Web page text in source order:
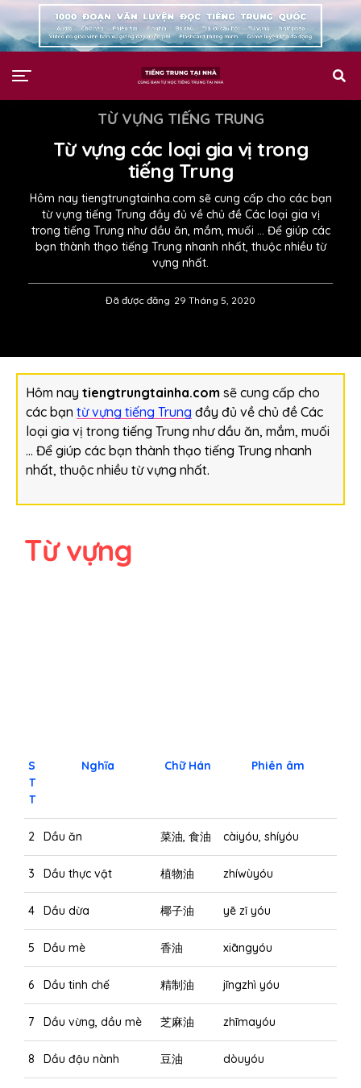
TỪ VỰNG TIẾNG TRUNG
Từ vựng các loại gia vị trong
tiếng Trung
Hôm nay tiengtrungtainha.com sẽ cung cấp cho các bạn
từ vựng tiếng Trung đầy đủ về chủ đề Các loại gia vị
trong tiếng Trung như dầu ăn, mắm, muối … Để giúp các
bạn thành thạo tiếng Trung nhanh nhất, thuộc nhiều từ
vựng nhất.
Đã được đăng 29 Tháng 5, 2020
Hôm nay tiengtrungtainha.com sẽ cung cấp cho
các bạn từ vựng tiếng Trung đầy đủ về chủ đề Các
loại gia vị trong tiếng Trung như dầu ăn, mắm, muối
… Để giúp các bạn thành thạo tiếng Trung nhanh
nhất, thuộc nhiều từ vựng nhất.
Từ vựng
S
T
T
Nghĩa Chữ Hán Phiên âm
2 Dầu ăn 菜油, 食油 càiyóu, shíyóu
3 Dầu thực vật 植物油 zhíwùyóu
4 Dầu dừa 椰子油 yē zǐ yóu
5 Dầu mè 香油 xiāngyóu
6 Dầu tinh chế 精制油 jīngzhì yóu
7 Dầu vừng, dầu mè 芝麻油 zhīmayóu
8 Dầu đậu nành 豆油 dòuyóu